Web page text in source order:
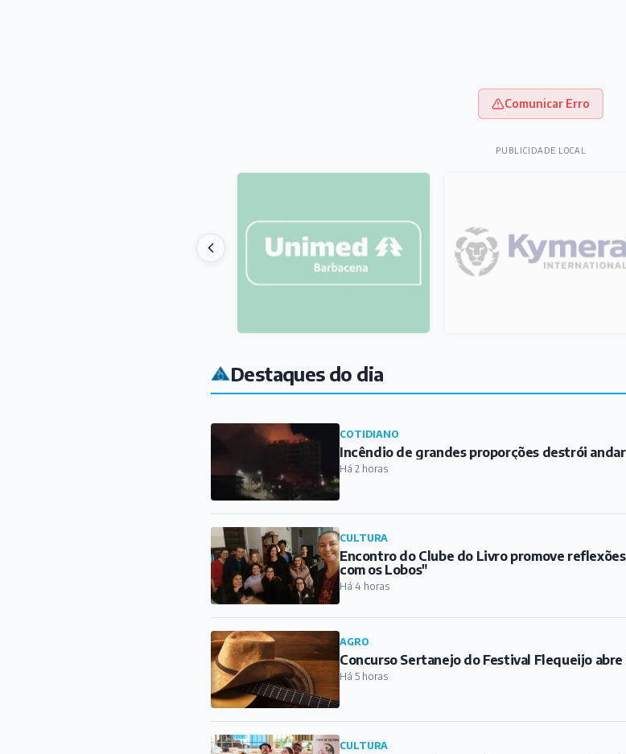
Comunicar Erro
PUBLICIDADE LOCAL
Destaques do dia
COTIDIANO
Incêndio de grandes proporções destrói
Há 2 horas
CULTURA
Encontro do Clube do Livro promove
com os Lobos"
Há 4 horas
AGRO
Concurso Sertanejo do Festival Flequeijo
Há 5 horas
CULTURA